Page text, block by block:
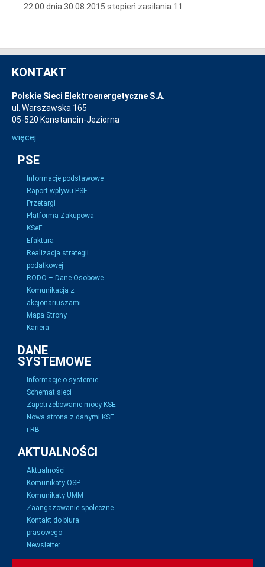
22:00 dnia 30.08.2015 stopień zasilania 11
KONTAKT
Polskie Sieci Elektroenergetyczne S.A.
ul. Warszawska 165
05-520 Konstancin-Jeziorna
więcej
PSE
Informacje podstawowe
Raport wpływu PSE
Przetargi
Platforma Zakupowa
KSeF
Efaktura
Realizacja strategii
podatkowej
RODO – Dane Osobowe
Komunikacja z
akcjonariuszami
Mapa Strony
Kariera
DANE
SYSTEMOWE
Informacje o systemie
Schemat sieci
Zapotrzebowanie mocy KSE
Nowa strona z danymi KSE
i RB
AKTUALNOŚCI
Aktualności
Komunikaty OSP
Komunikaty UMM
Zaangażowanie społeczne
Kontakt do biura
prasowego
Newsletter